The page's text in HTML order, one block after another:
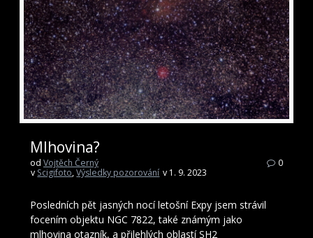
Mlhovina?
od Vojtěch Černý
v Scigifoto,Výsledky pozorování v 1. 9. 2023
0
Posledních pět jasných nocí letošní Expy jsem strávil
focením objektu NGC 7822, také známým jako
mlhovina otazník, a přilehlých oblastí SH2